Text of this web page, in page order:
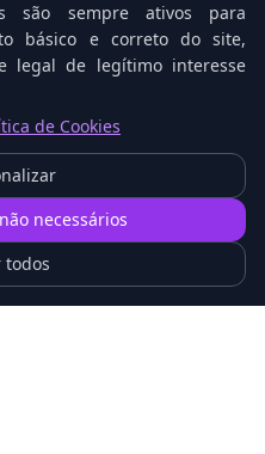
na Corrida da
1
são sempre ativos para
básico e correto do site,
legal de legítimo interesse
de Cookies
necessários
todos